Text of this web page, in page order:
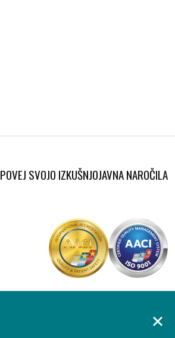
POVEJ SVOJO IZKUŠNJOJAVNA NAROČILA